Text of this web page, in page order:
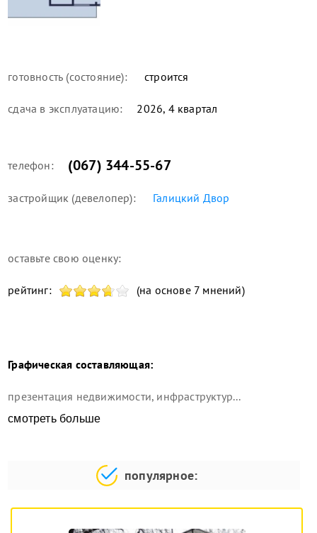
готовность (состояние): строится
сдача в эксплуатацию: 2026, 4 квартал
телефон: (067) 344-55-67
застройщик (девелопер): Галицкий Двор
оставьте свою оценку:
рейтинг: (на основе 7 мнений)
Графическая составляющая:
презентация недвижимости, инфраструктур...
смотреть больше
популярное: